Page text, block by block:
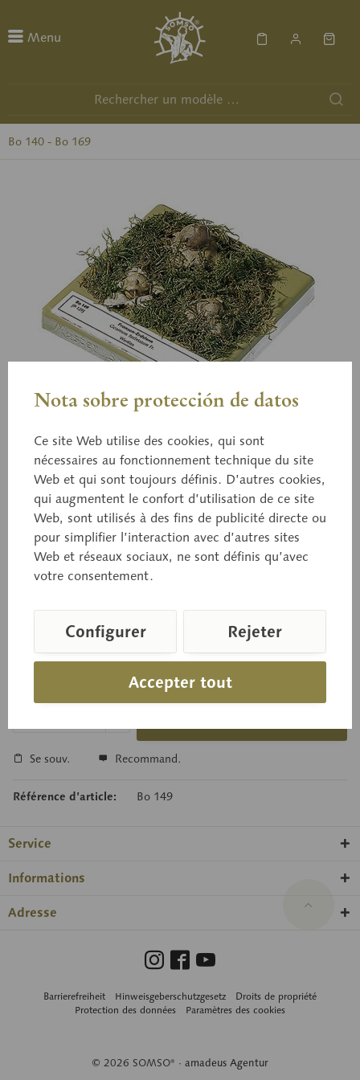
Menu
Bo 140 - Bo 169
Bo 149
Géastre sessile
Geastrum fimbriatum FR. Immangeable.
Prix sur demande
Délai de livraison sur demande
Se souv. Recommand.
Référence d’article: Bo 149
Service
Informations
Adresse
© 2026 SOMSO® · amadeus Agentur
Barrierefreiheit Hinweisgeberschutzgesetz
Droits de propriété
Protection des données
Paramètres des cookies
Nota sobre protección de datos
Ce site Web utilise des cookies, qui sont
nécessaires au fonctionnement technique du site
Web et qui sont toujours définis. D’autres cookies,
qui augmentent le confort d’utilisation de ce site
Web, sont utilisés à des fins de publicité directe ou
pour simplifier l’interaction avec d’autres sites
Web et réseaux sociaux, ne sont définis qu’avec
votre consentement.
Accepter tout
Configurer Rejeter